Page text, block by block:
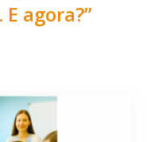
agora?”